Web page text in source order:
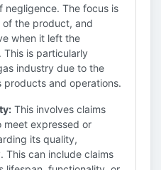
negligence. The focus is
the product, and
when it left the
This is particularly
industry due to the
products and operations.
This involves claims
expressed or
its quality,
This can include claims